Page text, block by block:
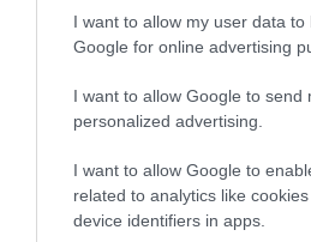
I want to allow my user data to
Google for online advertising
I want to allow Google to send
personalized advertising.
I want to allow Google to
related to analytics like
device identifiers in apps.
22.02.2024 | 15:30